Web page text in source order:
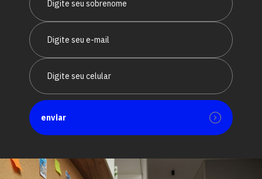
enviar